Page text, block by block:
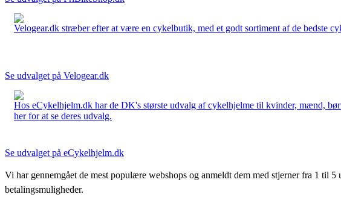
Velogear.dk stræber efter at være en cykelbutik, med et godt sortiment af de bedste
Se udvalget på Velogear.dk
Hos eCykelhjelm.dk har de DK's største udvalg af cykelhjelme til kvinder, mænd,
her for at se deres udvalg.
Se udvalget på eCykelhjelm.dk
Vi har gennemgået de mest populære webshops og anmeldt dem med stjerner fra 1 til
betalingsmuligheder.